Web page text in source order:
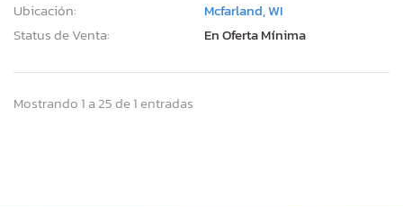
Ubicación:
Mcfarland, WI
Status de Venta:
En Oferta Mínima
Mostrando 1 a 25 de 1 entradas